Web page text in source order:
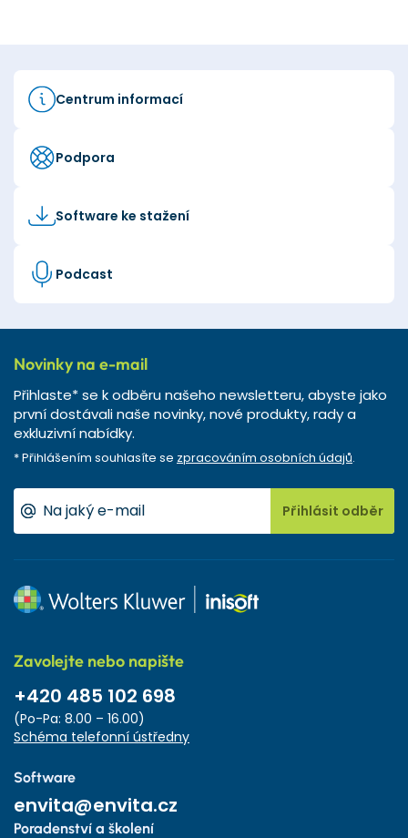
Centrum informací
Podpora
Software ke stažení
Podcast
Novinky na e-mail
Přihlaste* se k odběru našeho newsletteru, abyste jako
první dostávali naše novinky, nové produkty, rady a
exkluzivní nabídky.
* Přihlášením souhlasíte se zpracováním osobních údajů.
Přihlásit odběr
Zavolejte nebo napište
+420 485 102 698
(Po-Pa: 8.00 – 16.00)
Schéma telefonní ústředny
Software
envita@envita.cz
Poradenství a školení